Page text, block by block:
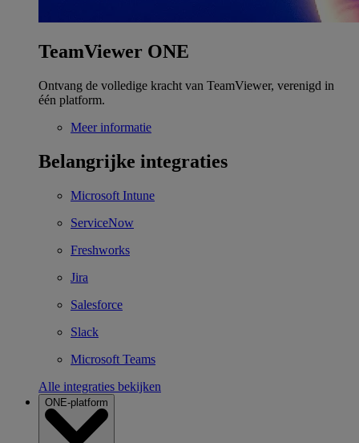
TeamViewer ONE
Ontvang de volledige kracht van TeamViewer, verenigd in
één platform.
Meer informatie
Belangrijke integraties
Microsoft Intune
ServiceNow
Freshworks
Jira
Salesforce
Slack
Microsoft Teams
Alle integraties bekijken
ONE-platform